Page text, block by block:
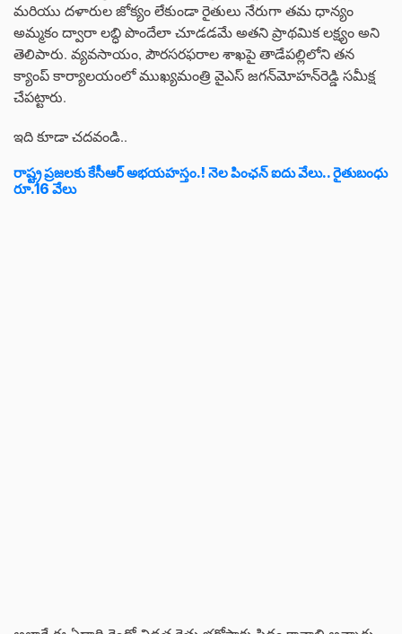
మరియు దళారుల జోక్యం లేకుండా రైతులు నేరుగా తమ ధాన్యం
అమ్మకం ద్వారా లబ్ధి పొందేలా చూడడమే అతని ప్రాథమిక లక్ష్యం అని
తెలిపారు. వ్యవసాయం, పౌరసరఫరాల శాఖపై తాడేపల్లిలోని తన
క్యాంప్‌ కార్యాలయంలో ముఖ్యమంత్రి వైఎస్ జగన్‌మోహన్‌రెడ్డి సమీక్ష
చేపట్టారు.
ఇది కూడా చదవండి..
రాష్ట్ర ప్రజలకు కేసీఆర్ అభయహస్తం.! నెల పింఛన్‌ ఐదు వేలు.. రైతుబంధు
రూ.16 వేలు